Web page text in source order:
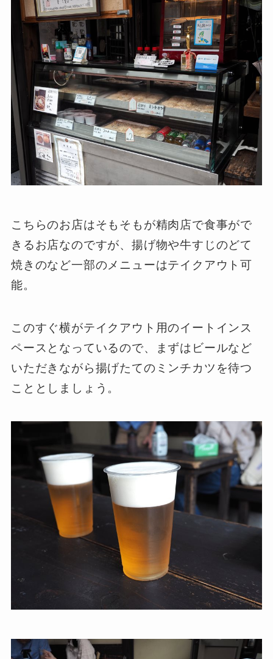
こちらのお店はそもそもが精肉店で食事がで
きるお店なのですが、揚げ物や牛すじのどて
焼きのなど一部のメニューはテイクアウト可
能。
このすぐ横がテイクアウト用のイートインス
ペースとなっているので、まずはビールなど
いただきながら揚げたてのミンチカツを待つ
こととしましょう。